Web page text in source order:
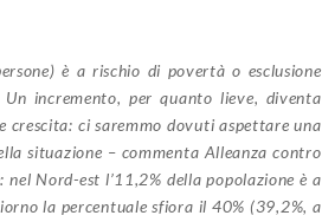
è a rischio di povertà o esclusione
incremento, per quanto lieve, diventa
ci saremmo dovuti aspettare una
situazione – commenta Alleanza contro
Nord-est l’11,2% della popolazione è a
la percentuale sfiora il 40% (39,2%, a